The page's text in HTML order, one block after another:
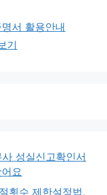
서 활용안내
기
성실신고확인서
요
횟수 제한설정법,